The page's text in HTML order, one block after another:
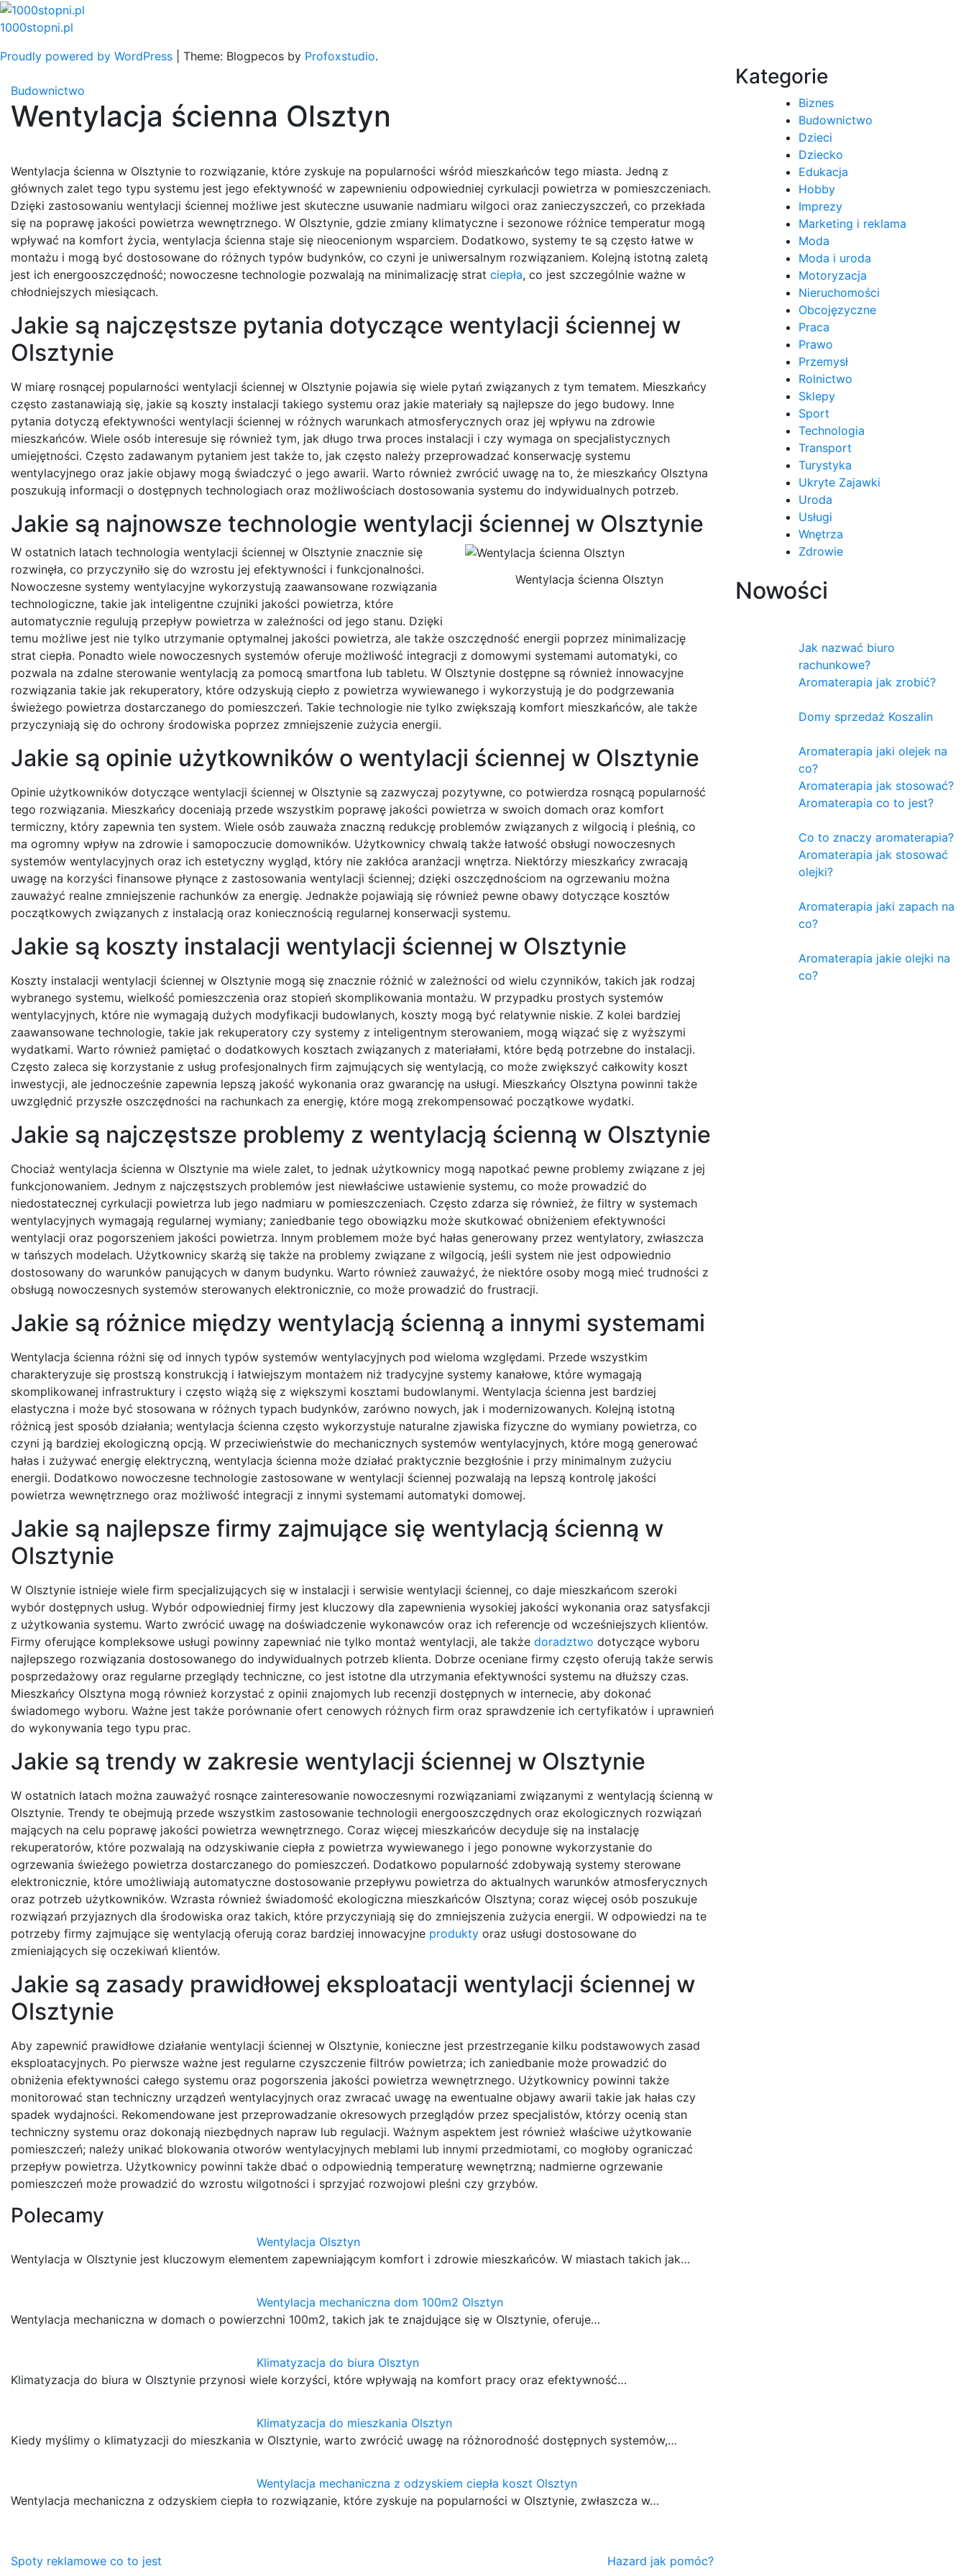
Skip
to
1000stopni.pl
Proudly powered by WordPress
Theme: Blogpecos by Profoxstudio.
Budownictwo
Wentylacja ścienna Olsztyn
Wentylacja ścienna w Olsztynie to rozwiązanie, które zyskuje na popularności wśród mieszkańców tego miasta. Jedną z
głównych zalet tego typu systemu jest jego efektywność w zapewnieniu odpowiedniej cyrkulacji powietrza w pomieszczeniach.
Dzięki zastosowaniu wentylacji ściennej możliwe jest skuteczne usuwanie nadmiaru wilgoci oraz zanieczyszczeń, co przekłada
się na poprawę jakości powietrza wewnętrznego. W Olsztynie, gdzie zmiany klimatyczne i sezonowe różnice temperatur mogą
wpływać na komfort życia, wentylacja ścienna staje się nieocenionym wsparciem. Dodatkowo, systemy te są często łatwe w
montażu i mogą być dostosowane do różnych typów budynków, co czyni je uniwersalnym rozwiązaniem. Kolejną istotną zaletą
jest ich energooszczędność; nowoczesne technologie pozwalają na minimalizację strat ciepła, co jest szczególnie ważne w
chłodniejszych miesiącach.
Jakie są najczęstsze pytania dotyczące wentylacji ściennej w
Olsztynie
W miarę rosnącej popularności wentylacji ściennej w Olsztynie pojawia się wiele pytań związanych z tym tematem. Mieszkańcy
często zastanawiają się, jakie są koszty instalacji takiego systemu oraz jakie materiały są najlepsze do jego budowy. Inne
pytania dotyczą efektywności wentylacji ściennej w różnych warunkach atmosferycznych oraz jej wpływu na zdrowie
mieszkańców. Wiele osób interesuje się również tym, jak długo trwa proces instalacji i czy wymaga on specjalistycznych
umiejętności. Często zadawanym pytaniem jest także to, jak często należy przeprowadzać konserwację systemu
wentylacyjnego oraz jakie objawy mogą świadczyć o jego awarii. Warto również zwrócić uwagę na to, że mieszkańcy Olsztyna
poszukują informacji o dostępnych technologiach oraz możliwościach dostosowania systemu do indywidualnych potrzeb.
Jakie są najnowsze technologie wentylacji ściennej w Olsztynie
Wentylacja ścienna Olsztyn
W ostatnich latach technologia wentylacji ściennej w Olsztynie znacznie się
rozwinęła, co przyczyniło się do wzrostu jej efektywności i funkcjonalności.
Nowoczesne systemy wentylacyjne wykorzystują zaawansowane rozwiązania
technologiczne, takie jak inteligentne czujniki jakości powietrza, które
automatycznie regulują przepływ powietrza w zależności od jego stanu. Dzięki
temu możliwe jest nie tylko utrzymanie optymalnej jakości powietrza, ale także oszczędność energii poprzez minimalizację
strat ciepła. Ponadto wiele nowoczesnych systemów oferuje możliwość integracji z domowymi systemami automatyki, co
pozwala na zdalne sterowanie wentylacją za pomocą smartfona lub tabletu. W Olsztynie dostępne są również innowacyjne
rozwiązania takie jak rekuperatory, które odzyskują ciepło z powietrza wywiewanego i wykorzystują je do podgrzewania
świeżego powietrza dostarczanego do pomieszczeń. Takie technologie nie tylko zwiększają komfort mieszkańców, ale także
przyczyniają się do ochrony środowiska poprzez zmniejszenie zużycia energii.
Jakie są opinie użytkowników o wentylacji ściennej w Olsztynie
Opinie użytkowników dotyczące wentylacji ściennej w Olsztynie są zazwyczaj pozytywne, co potwierdza rosnącą popularność
tego rozwiązania. Mieszkańcy doceniają przede wszystkim poprawę jakości powietrza w swoich domach oraz komfort
termiczny, który zapewnia ten system. Wiele osób zauważa znaczną redukcję problemów związanych z wilgocią i pleśnią, co
ma ogromny wpływ na zdrowie i samopoczucie domowników. Użytkownicy chwalą także łatwość obsługi nowoczesnych
systemów wentylacyjnych oraz ich estetyczny wygląd, który nie zakłóca aranżacji wnętrza. Niektórzy mieszkańcy zwracają
uwagę na korzyści finansowe płynące z zastosowania wentylacji ściennej; dzięki oszczędnościom na ogrzewaniu można
zauważyć realne zmniejszenie rachunków za energię. Jednakże pojawiają się również pewne obawy dotyczące kosztów
początkowych związanych z instalacją oraz koniecznością regularnej konserwacji systemu.
Jakie są koszty instalacji wentylacji ściennej w Olsztynie
Koszty instalacji wentylacji ściennej w Olsztynie mogą się znacznie różnić w zależności od wielu czynników, takich jak rodzaj
wybranego systemu, wielkość pomieszczenia oraz stopień skomplikowania montażu. W przypadku prostych systemów
wentylacyjnych, które nie wymagają dużych modyfikacji budowlanych, koszty mogą być relatywnie niskie. Z kolei bardziej
zaawansowane technologie, takie jak rekuperatory czy systemy z inteligentnym sterowaniem, mogą wiązać się z wyższymi
wydatkami. Warto również pamiętać o dodatkowych kosztach związanych z materiałami, które będą potrzebne do instalacji.
Często zaleca się korzystanie z usług profesjonalnych firm zajmujących się wentylacją, co może zwiększyć całkowity koszt
inwestycji, ale jednocześnie zapewnia lepszą jakość wykonania oraz gwarancję na usługi. Mieszkańcy Olsztyna powinni także
uwzględnić przyszłe oszczędności na rachunkach za energię, które mogą zrekompensować początkowe wydatki.
Jakie są najczęstsze problemy z wentylacją ścienną w Olsztynie
Chociaż wentylacja ścienna w Olsztynie ma wiele zalet, to jednak użytkownicy mogą napotkać pewne problemy związane z jej
funkcjonowaniem. Jednym z najczęstszych problemów jest niewłaściwe ustawienie systemu, co może prowadzić do
niedostatecznej cyrkulacji powietrza lub jego nadmiaru w pomieszczeniach. Często zdarza się również, że filtry w systemach
wentylacyjnych wymagają regularnej wymiany; zaniedbanie tego obowiązku może skutkować obniżeniem efektywności
wentylacji oraz pogorszeniem jakości powietrza. Innym problemem może być hałas generowany przez wentylatory, zwłaszcza
w tańszych modelach. Użytkownicy skarżą się także na problemy związane z wilgocią, jeśli system nie jest odpowiednio
dostosowany do warunków panujących w danym budynku. Warto również zauważyć, że niektóre osoby mogą mieć trudności z
obsługą nowoczesnych systemów sterowanych elektronicznie, co może prowadzić do frustracji.
Jakie są różnice między wentylacją ścienną a innymi systemami
Wentylacja ścienna różni się od innych typów systemów wentylacyjnych pod wieloma względami. Przede wszystkim
charakteryzuje się prostszą konstrukcją i łatwiejszym montażem niż tradycyjne systemy kanałowe, które wymagają
skomplikowanej infrastruktury i często wiążą się z większymi kosztami budowlanymi. Wentylacja ścienna jest bardziej
elastyczna i może być stosowana w różnych typach budynków, zarówno nowych, jak i modernizowanych. Kolejną istotną
różnicą jest sposób działania; wentylacja ścienna często wykorzystuje naturalne zjawiska fizyczne do wymiany powietrza, co
czyni ją bardziej ekologiczną opcją. W przeciwieństwie do mechanicznych systemów wentylacyjnych, które mogą generować
hałas i zużywać energię elektryczną, wentylacja ścienna może działać praktycznie bezgłośnie i przy minimalnym zużyciu
energii. Dodatkowo nowoczesne technologie zastosowane w wentylacji ściennej pozwalają na lepszą kontrolę jakości
powietrza wewnętrznego oraz możliwość integracji z innymi systemami automatyki domowej.
Jakie są najlepsze firmy zajmujące się wentylacją ścienną w
Olsztynie
W Olsztynie istnieje wiele firm specjalizujących się w instalacji i serwisie wentylacji ściennej, co daje mieszkańcom szeroki
wybór dostępnych usług. Wybór odpowiedniej firmy jest kluczowy dla zapewnienia wysokiej jakości wykonania oraz satysfakcji
z użytkowania systemu. Warto zwrócić uwagę na doświadczenie wykonawców oraz ich referencje od wcześniejszych klientów.
Firmy oferujące kompleksowe usługi powinny zapewniać nie tylko montaż wentylacji, ale także doradztwo dotyczące wyboru
najlepszego rozwiązania dostosowanego do indywidualnych potrzeb klienta. Dobrze oceniane firmy często oferują także serwis
posprzedażowy oraz regularne przeglądy techniczne, co jest istotne dla utrzymania efektywności systemu na dłuższy czas.
Mieszkańcy Olsztyna mogą również korzystać z opinii znajomych lub recenzji dostępnych w internecie, aby dokonać
świadomego wyboru. Ważne jest także porównanie ofert cenowych różnych firm oraz sprawdzenie ich certyfikatów i uprawnień
do wykonywania tego typu prac.
Jakie są trendy w zakresie wentylacji ściennej w Olsztynie
W ostatnich latach można zauważyć rosnące zainteresowanie nowoczesnymi rozwiązaniami związanymi z wentylacją ścienną w
Olsztynie. Trendy te obejmują przede wszystkim zastosowanie technologii energooszczędnych oraz ekologicznych rozwiązań
mających na celu poprawę jakości powietrza wewnętrznego. Coraz więcej mieszkańców decyduje się na instalację
rekuperatorów, które pozwalają na odzyskiwanie ciepła z powietrza wywiewanego i jego ponowne wykorzystanie do
ogrzewania świeżego powietrza dostarczanego do pomieszczeń. Dodatkowo popularność zdobywają systemy sterowane
elektronicznie, które umożliwiają automatyczne dostosowanie przepływu powietrza do aktualnych warunków atmosferycznych
oraz potrzeb użytkowników. Wzrasta również świadomość ekologiczna mieszkańców Olsztyna; coraz więcej osób poszukuje
rozwiązań przyjaznych dla środowiska oraz takich, które przyczyniają się do zmniejszenia zużycia energii. W odpowiedzi na te
potrzeby firmy zajmujące się wentylacją oferują coraz bardziej innowacyjne produkty oraz usługi dostosowane do
zmieniających się oczekiwań klientów.
Jakie są zasady prawidłowej eksploatacji wentylacji ściennej w
Olsztynie
Aby zapewnić prawidłowe działanie wentylacji ściennej w Olsztynie, konieczne jest przestrzeganie kilku podstawowych zasad
eksploatacyjnych. Po pierwsze ważne jest regularne czyszczenie filtrów powietrza; ich zaniedbanie może prowadzić do
obniżenia efektywności całego systemu oraz pogorszenia jakości powietrza wewnętrznego. Użytkownicy powinni także
monitorować stan techniczny urządzeń wentylacyjnych oraz zwracać uwagę na ewentualne objawy awarii takie jak hałas czy
spadek wydajności. Rekomendowane jest przeprowadzanie okresowych przeglądów przez specjalistów, którzy ocenią stan
techniczny systemu oraz dokonają niezbędnych napraw lub regulacji. Ważnym aspektem jest również właściwe użytkowanie
pomieszczeń; należy unikać blokowania otworów wentylacyjnych meblami lub innymi przedmiotami, co mogłoby ograniczać
przepływ powietrza. Użytkownicy powinni także dbać o odpowiednią temperaturę wewnętrzną; nadmierne ogrzewanie
pomieszczeń może prowadzić do wzrostu wilgotności i sprzyjać rozwojowi pleśni czy grzybów.
Polecamy
Wentylacja Olsztyn
Wentylacja w Olsztynie jest kluczowym elementem zapewniającym komfort i zdrowie mieszkańców. W miastach takich jak…
Wentylacja mechaniczna dom 100m2 Olsztyn
Wentylacja mechaniczna w domach o powierzchni 100m2, takich jak te znajdujące się w Olsztynie, oferuje…
Klimatyzacja do biura Olsztyn
Klimatyzacja do biura w Olsztynie przynosi wiele korzyści, które wpływają na komfort pracy oraz efektywność…
Klimatyzacja do mieszkania Olsztyn
Kiedy myślimy o klimatyzacji do mieszkania w Olsztynie, warto zwrócić uwagę na różnorodność dostępnych systemów,…
Wentylacja mechaniczna z odzyskiem ciepła koszt Olsztyn
Wentylacja mechaniczna z odzyskiem ciepła to rozwiązanie, które zyskuje na popularności w Olsztynie, zwłaszcza w…
Nawigacja
Spoty reklamowe co to jest Hazard jak pomóc?
Kategorie
Biznes
Budownictwo
Dzieci
Dziecko
Edukacja
Hobby
Imprezy
Marketing i reklama
Moda
Moda i uroda
Motoryzacja
Nieruchomości
Obcojęzyczne
Praca
Prawo
Przemysł
Rolnictwo
Sklepy
Sport
Technologia
Transport
Turystyka
Ukryte Zajawki
Uroda
Usługi
Wnętrza
Zdrowie
Nowości
Jak nazwać biuro
rachunkowe?
Aromaterapia jak zrobić?
Domy sprzedaż Koszalin
Aromaterapia jaki olejek na
co?
Aromaterapia jak stosować?
Aromaterapia co to jest?
Co to znaczy aromaterapia?
Aromaterapia jak stosować
olejki?
Aromaterapia jaki zapach na
co?
Aromaterapia jakie olejki na
co?